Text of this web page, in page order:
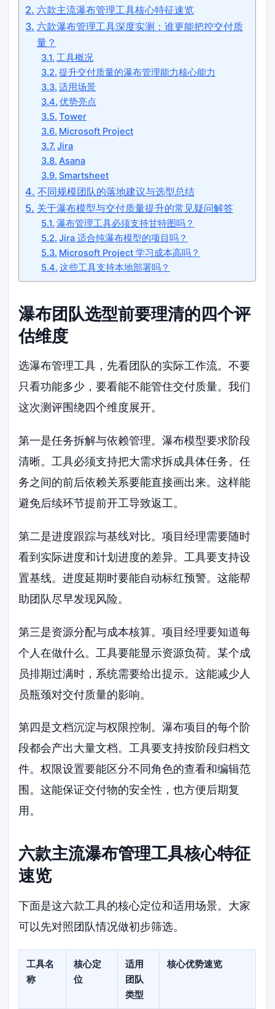
六款主流瀑布管理工具核心特征速览
六款瀑布管理工具深度实测：谁更能把控交付质
量？
工具概况
提升交付质量的瀑布管理能力核心能力
适用场景
优势亮点
Tower
Microsoft Project
Jira
Asana
Smartsheet
不同规模团队的落地建议与选型总结
关于瀑布模型与交付质量提升的常见疑问解答
瀑布管理工具必须支持甘特图吗？
Jira 适合纯瀑布模型的项目吗？
Microsoft Project 学习成本高吗？
这些工具支持本地部署吗？
瀑布团队选型前要理清的四个评
估维度
选瀑布管理工具，先看团队的实际工作流。不要
只看功能多少，要看能不能管住交付质量。我们
这次测评围绕四个维度展开。
第一是任务拆解与依赖管理。瀑布模型要求阶段
清晰。工具必须支持把大需求拆成具体任务。任
务之间的前后依赖关系要能直接画出来。这样能
避免后续环节提前开工导致返工。
第二是进度跟踪与基线对比。项目经理需要随时
看到实际进度和计划进度的差异。工具要支持设
置基线。进度延期时要能自动标红预警。这能帮
助团队尽早发现风险。
第三是资源分配与成本核算。项目经理要知道每
个人在做什么。工具要能显示资源负荷。某个成
员排期过满时，系统需要给出提示。这能减少人
员瓶颈对交付质量的影响。
第四是文档沉淀与权限控制。瀑布项目的每个阶
段都会产出大量文档。工具要支持按阶段归档文
件。权限设置要能区分不同角色的查看和编辑范
围。这能保证交付物的安全性，也方便后期复
用。
六款主流瀑布管理工具核心特征
速览
下面是这六款工具的核心定位和适用场景。大家
可以先对照团队情况做初步筛选。
工具名
称
核心定
位
适用
团队
类型
核心优势速览